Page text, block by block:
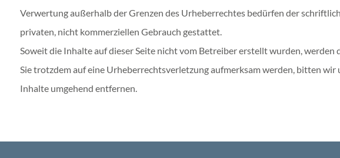
Verwertung außerhalb der Grenzen des Urheberrechtes bedürfen der
privaten, nicht kommerziellen Gebrauch gestattet.
Soweit die Inhalte auf dieser Seite nicht vom Betreiber erstellt wurden,
Sie trotzdem auf eine Urheberrechtsverletzung aufmerksam werden, bitten
Inhalte umgehend entfernen.